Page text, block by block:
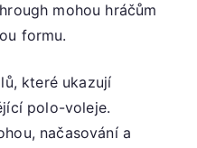
mohou hráčům
formu.
které ukazují
polo-voleje.
načasování a